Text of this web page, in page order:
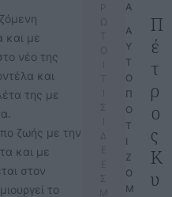
και με
νέο της
και
της με
ζωής με την
και με
στον
το
Ρ
Σ
Δ
Σ
Μ
A
Α
Υ
Τ
Ο
Π
Ο
Τ
Ι
Ζ
Ο
Μ
Π
έ
τ
ρ
ο
ς
Κ
υ